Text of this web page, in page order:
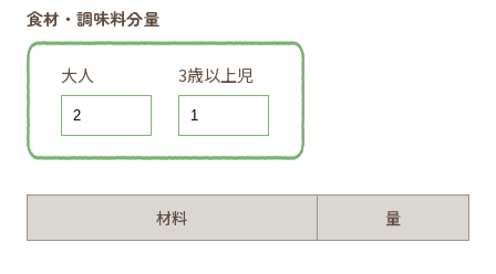
食材・調味料分量
大人 3歳以上児
材料 量